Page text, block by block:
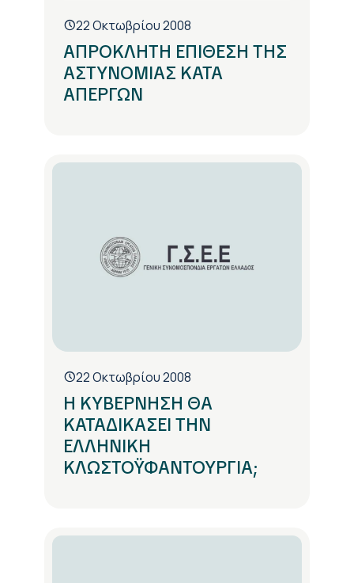
22 Οκτωβρίου 2008
ΑΠΡΟΚΛΗΤΗ ΕΠΙΘΕΣΗ ΤΗΣ
ΑΣΤΥΝΟΜΙΑΣ ΚΑΤΑ
ΑΠΕΡΓΩΝ
22 Οκτωβρίου 2008
Η ΚΥΒΕΡΝΗΣΗ ΘΑ
ΚΑΤΑΔΙΚΑΣΕΙ ΤΗΝ
ΕΛΛΗΝΙΚΗ
ΚΛΩΣΤΟΫΦΑΝΤΟΥΡΓΙΑ;